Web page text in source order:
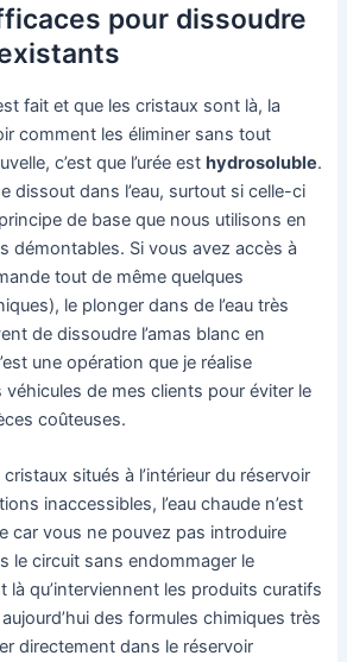
pour dissoudre
fait et que les cristaux sont là, la
comment les éliminer sans tout
c’est que l’urée est hydrosoluble.
dissout dans l’eau, surtout si celle-ci
de base que nous utilisons en
démontables. Si vous avez accès à
tout de même quelques
le plonger dans de l’eau très
de dissoudre l’amas blanc en
une opération que je réalise
véhicules de mes clients pour éviter le
coûteuses.
situés à l’intérieur du réservoir
inaccessibles, l’eau chaude n’est
car vous ne pouvez pas introduire
le circuit sans endommager le
là qu’interviennent les produits curatifs
des formules chimiques très
directement dans le réservoir